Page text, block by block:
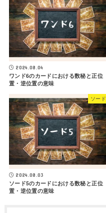
2024.08.04
ワンド6のカードにおける数秘と正位
置・逆位置の意味
ソード
2024.08.03
ソード5のカードにおける数秘と正位
置・逆位置の意味